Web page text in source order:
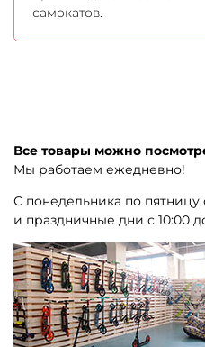
самокатов.
Все товары можно
Мы работаем ежедневно!
С понедельника по пятницу
и праздничные дни с 10:00